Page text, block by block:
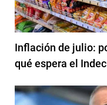
Inflación de julio:
qué espera el Indec